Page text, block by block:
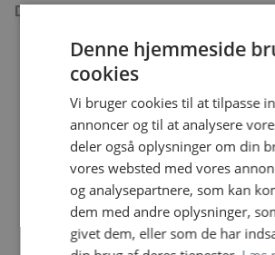
Din profil:
du er uddannet stråleterapeut
og har dansk autorisation
understøttende pleje til
kræftbehandling
du vægter tværfagligt
du har personlige ressourcer til at
faglige- og menneskelige
behandling og pleje af patienter i
kræftsygdomme kræver
Denne hjemmeside
cookies
Vi bruger cookies til at tilpasse
annoncer og til at analysere
deler også oplysninger om din
vores websted med vores
og analysepartnere, som kan
dem med andre oplysninger,
givet dem, eller som de har